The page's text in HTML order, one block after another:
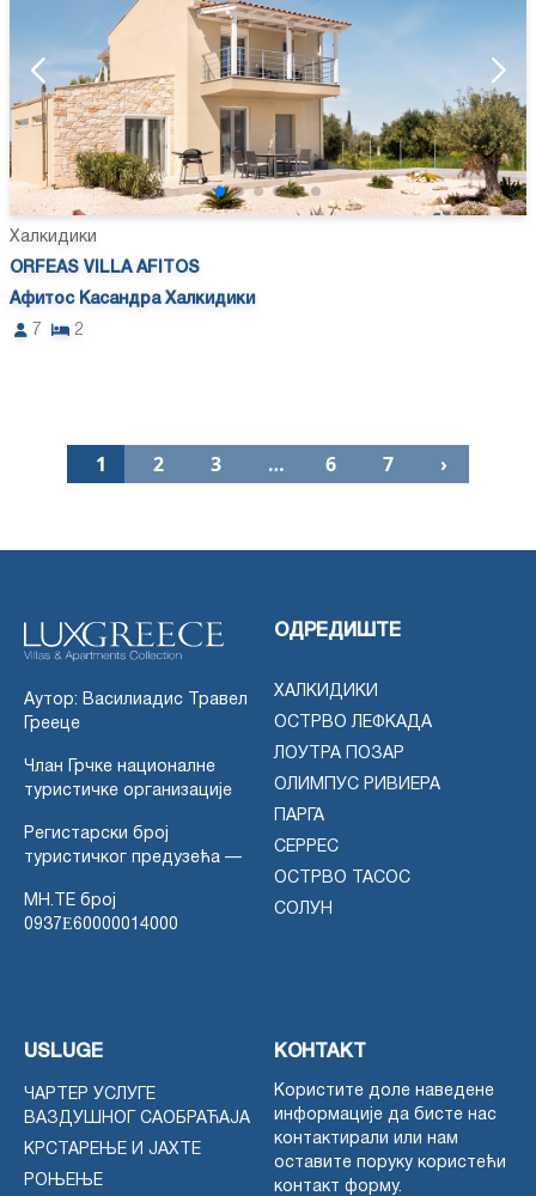
Халкидики
ORFEAS VILLA AFITOS
Афитос Касандра Халкидики
7
2
1 2 3 … 6 7 ›
Аутор: Василиадис Травел
Грееце
Члан Грчке националне
туристичке организације
Регистарски број
туристичког предузећа —
MH.TE број
0937Ε60000014000
ОДРЕДИШТЕ
ХАЛКИДИКИ
ОСТРВО ЛЕФКАДА
ЛОУТРА ПОЗАР
ОЛИМПУС РИВИЕРА
ПАРГА
СЕРРЕС
ОСТРВО ТАСОС
СОЛУН
USLUGE
ЧАРТЕР УСЛУГЕ
ВАЗДУШНОГ САОБРАЋАЈА
КРСТАРЕЊЕ И ЈАХТЕ
РОЊЕЊЕ
КОНТАКТ
Користите доле наведене
информације да бисте нас
контактирали или нам
оставите поруку користећи
контакт форму.